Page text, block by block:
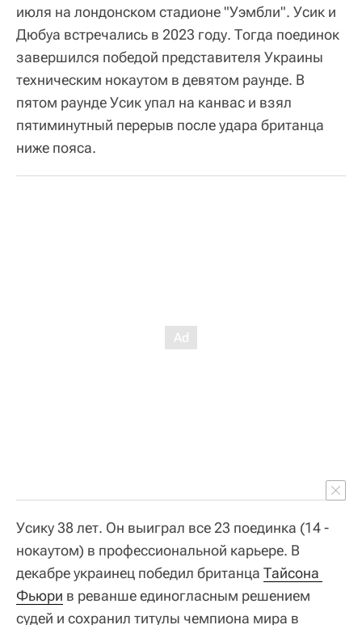
июля на лондонском стадионе "Уэмбли". Усик и
Дюбуа встречались в 2023 году. Тогда поединок
завершился победой представителя Украины
техническим нокаутом в девятом раунде. В
пятом раунде Усик упал на канвас и взял
пятиминутный перерыв после удара британца
ниже пояса.
Усику 38 лет. Он выиграл все 23 поединка (14 -
нокаутом) в профессиональной карьере. В
декабре украинец победил британца Тайсона
Фьюри в реванше единогласным решением
судей и сохранил титулы чемпиона мира в